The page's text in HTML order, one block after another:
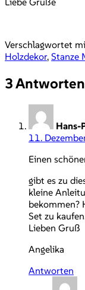
Verschlagwortet
Holzdekor, Stanze
3 Antworten
Hans-
11.
Einen
gibt es zu
kleine
bekommen?
Set zu
Lieben Gruß
Angelika
Antworten